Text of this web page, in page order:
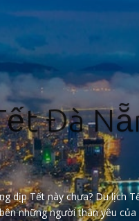
Đà
dịp Tết này chưa? Du lịch
những người thân yêu